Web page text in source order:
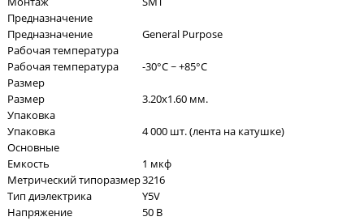
Предназначение
Предназначение
General Purpose
Рабочая температура
Рабочая температура
-30°C ~ +85°C
Размер
Размер
3.20x1.60 мм.
Упаковка
Упаковка
4 000 шт. (лента на катушке)
Основные
Емкость
1 мкф
Метрический типоразмер3216
Тип диэлектрика
Y5V
Напряжение
50 В